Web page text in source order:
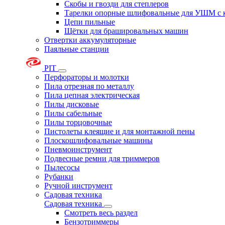
Скобы и гвозди для степлеров
Тарелки опорные шлифовальные для УШМ с
Цепи пильные
Щётки для брашировальных машин
Отвертки аккумуляторные
Паяльные станции
PIT
Перфораторы и молотки
Пила отрезная по металлу
Пила цепная электрическая
Пилы дисковые
Пилы сабельные
Пилы торцовочные
Пистолеты клеящие и для монтажной пены
Плоскошлифовальные машины
Пневмоинструмент
Подвесные ремни для триммеров
Пылесосы
Рубанки
Ручной инструмент
Садовая техника
Садовая техника
Смотреть весь раздел
Бензотриммеры